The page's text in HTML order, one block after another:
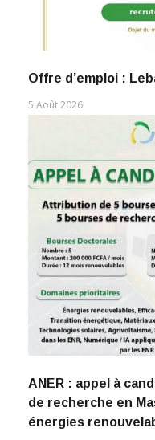
Offre d’emploi :
5 Août 2026
ANER : appel à
de recherche en
énergies